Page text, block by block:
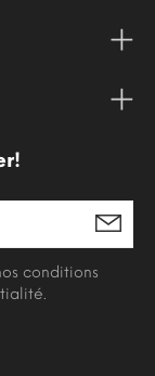
conditions